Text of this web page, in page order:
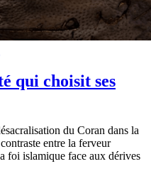
qui choisit ses
du Coran dans la
entre la ferveur
foi islamique face aux dérives